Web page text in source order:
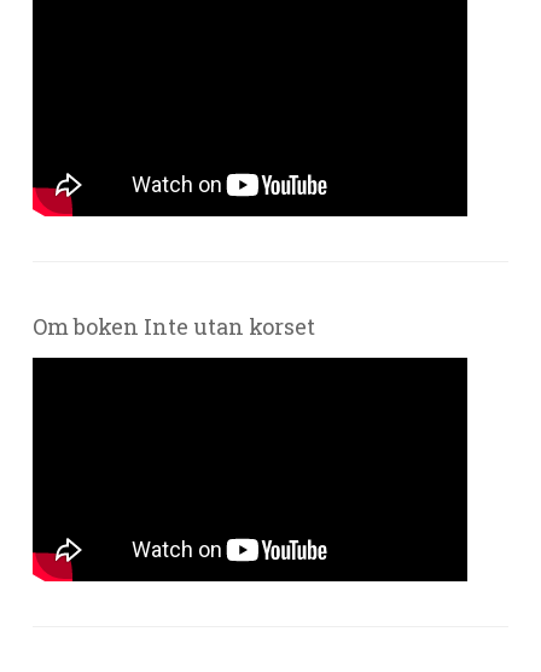
Om boken Inte utan korset